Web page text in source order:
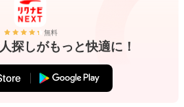
無料
探しがもっと快適に！